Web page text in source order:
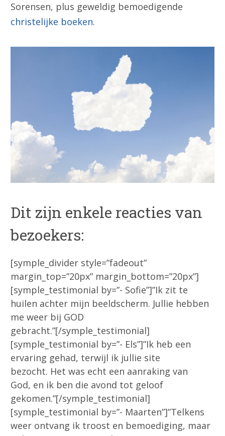
Sorensen, plus geweldig bemoedigende
christelijke boeken.
Dit zijn enkele reacties van
bezoekers:
[symple_divider style=”fadeout”
margin_top=”20px” margin_bottom=”20px”]
[symple_testimonial by=”- Sofie”]”Ik zit te
huilen achter mijn beeldscherm. Jullie hebben
me weer bij GOD
gebracht.”[/symple_testimonial]
[symple_testimonial by=”- Els”]”Ik heb een
ervaring gehad, terwijl ik jullie site
bezocht. Het was echt een aanraking van
God, en ik ben die avond tot geloof
gekomen.”[/symple_testimonial]
[symple_testimonial by=”- Maarten”]”Telkens
weer ontvang ik troost en bemoediging, maar